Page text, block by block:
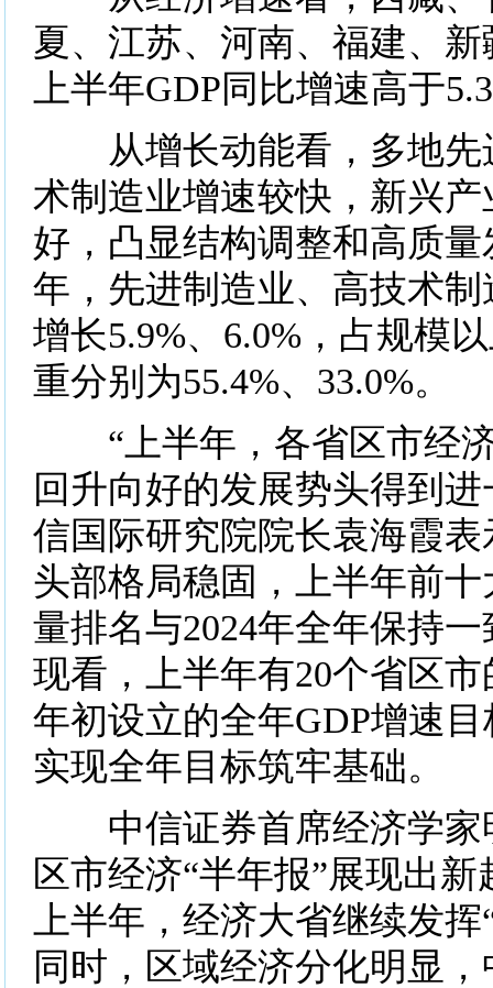
夏、江苏、河南、福建、
上半年GDP同比增速高于
从增长动能看，多地先
术制造业增速较快，新兴
好，凸显结构调整和高质
年，先进制造业、高技术
增长5.9%、6.0%，占规模
重分别为55.4%、33.0%。
“上半年，各省区市经济
回升向好的发展势头得到
信国际研究院院长袁海霞
头部格局稳固，上半年前
量排名与2024年全年保持
现看，上半年有20个省区
年初设立的全年GDP增速
实现全年目标筑牢基础。
中信证券首席经济学家
区市经济“半年报”展现出
上半年，经济大省继续发
同时，区域经济分化明显